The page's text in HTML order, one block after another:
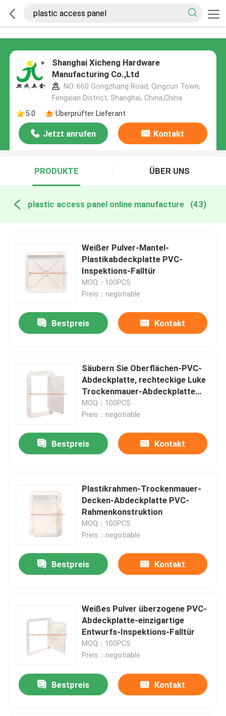
Shanghai Xicheng Hardware
Manufacturing Co.,Ltd
NO. 660 Gongzhang Road, Qingcun Town,
Fengxian District, Shanghai, China,China
5.0
Überprüfter Lieferant
Jetzt anrufen Kontakt
PRODUKTE ÜBER UNS
plastic access panel online manufacture (43)
Weißer Pulver-Mantel-
Plastikabdeckplatte PVC-
Inspektions-Falltür
MOQ：100PCS
Preis：negotiable
Bestpreis Kontakt
Säubern Sie Oberflächen-PVC-
Abdeckplatte, rechteckige Luke
Trockenmauer-Abdeckplatte
Hobie
MOQ：100PCS
Preis：negotiable
Bestpreis Kontakt
Plastikrahmen-Trockenmauer-
Decken-Abdeckplatte PVC-
Rahmenkonstruktion
MOQ：100PCS
Preis：negotiable
Bestpreis Kontakt
Weißes Pulver überzogene PVC-
Abdeckplatte-einzigartige
Entwurfs-Inspektions-Falltür
MOQ：100PCS
Preis：negotiable
Bestpreis Kontakt